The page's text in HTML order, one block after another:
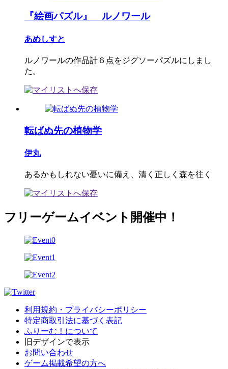
『絵画パズル』 ルノワール
あめしすと
ルノワールの作品計６点をジグソーパズルにしまし
た。
転ばぬ先の植物学
伊丸
あるかもしれない憂いに備え、清く正しく森を往く
フリーゲームイベント開催中！
利用規約・プライバシーポリシー
特定商取引法に基づく表記
ふりーむ！について
旧デザインで表示
お問い合わせ
ゲーム掲載希望の方へ